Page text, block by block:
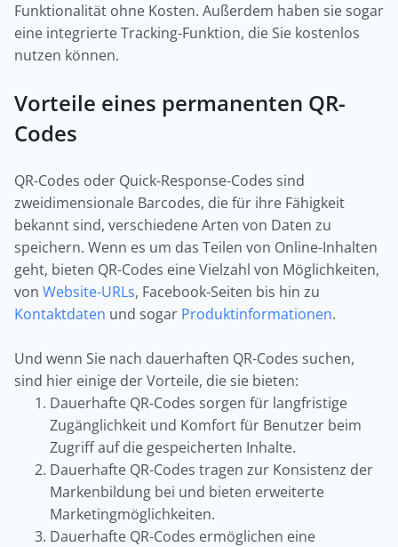
Funktionalität ohne Kosten. Außerdem haben sie sogar
eine integrierte Tracking-Funktion, die Sie kostenlos
nutzen können.
Vorteile eines permanenten QR-
Codes
QR-Codes oder Quick-Response-Codes sind
zweidimensionale Barcodes, die für ihre Fähigkeit
bekannt sind, verschiedene Arten von Daten zu
speichern. Wenn es um das Teilen von Online-Inhalten
geht, bieten QR-Codes eine Vielzahl von Möglichkeiten,
von Website-URLs, Facebook-Seiten bis hin zu
Kontaktdaten und sogar Produktinformationen.
Und wenn Sie nach dauerhaften QR-Codes suchen,
sind hier einige der Vorteile, die sie bieten:
Dauerhafte QR-Codes sorgen für langfristige
Zugänglichkeit und Komfort für Benutzer beim
Zugriff auf die gespeicherten Inhalte.
Dauerhafte QR-Codes tragen zur Konsistenz der
Markenbildung bei und bieten erweiterte
Marketingmöglichkeiten.
Dauerhafte QR-Codes ermöglichen eine